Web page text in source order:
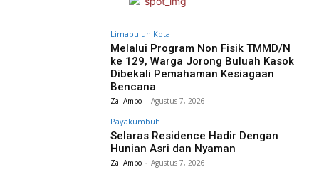
Limapuluh Kota
Melalui Program Non Fisik TMMD/N
ke 129, Warga Jorong Buluah Kasok
Dibekali Pemahaman Kesiagaan
Bencana
Zal Ambo - Agustus 7, 2026
Payakumbuh
Selaras Residence Hadir Dengan
Hunian Asri dan Nyaman
Zal Ambo - Agustus 7, 2026